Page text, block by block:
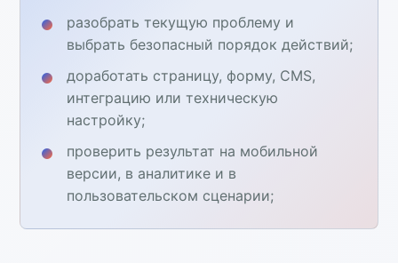
разобрать текущую проблему и
выбрать безопасный порядок действий;
доработать страницу, форму, CMS,
интеграцию или техническую
настройку;
проверить результат на мобильной
версии, в аналитике и в
пользовательском сценарии;